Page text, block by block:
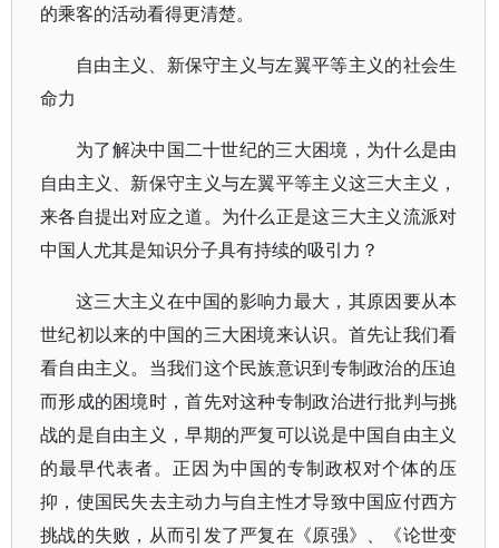
的乘客的活动看得更清楚。
自由主义、新保守主义与左翼平等主义的社会生
命力
为了解决中国二十世纪的三大困境，为什么是由
自由主义、新保守主义与左翼平等主义这三大主义，
来各自提出对应之道。为什么正是这三大主义流派对
中国人尤其是知识分子具有持续的吸引力？
这三大主义在中国的影响力最大，其原因要从本
世纪初以来的中国的三大困境来认识。首先让我们看
看自由主义。当我们这个民族意识到专制政治的压迫
而形成的困境时，首先对这种专制政治进行批判与挑
战的是自由主义，早期的严复可以说是中国自由主义
的最早代表者。正因为中国的专制政权对个体的压
抑，使国民失去主动力与自主性才导致中国应付西方
挑战的失败，从而引发了严复在《原强》、《论世变